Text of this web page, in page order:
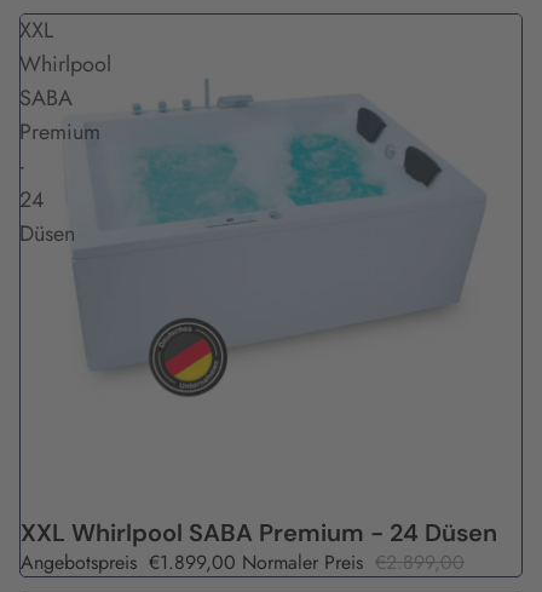
XXL
Whirlpool
SABA
Premium
-
24
Düsen
Angebot
XXL Whirlpool SABA Premium - 24 Düsen
Angebotspreis €1.899,00 Normaler Preis €2.899,00